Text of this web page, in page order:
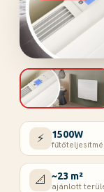
⚡ 1500W
📐 ~23 m²
ajánlott